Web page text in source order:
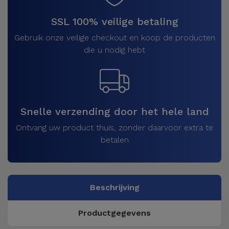
SSL 100% veilige betaling
Gebruik onze veilige checkout en koop de producten
die u nodig hebt
Snelle verzending door het hele land
Ontvang uw product thuis, zonder daarvoor extra te
betalen
Beschrijving
Productgegevens